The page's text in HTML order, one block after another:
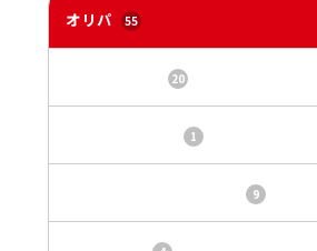
オリパ 55
20
1
9